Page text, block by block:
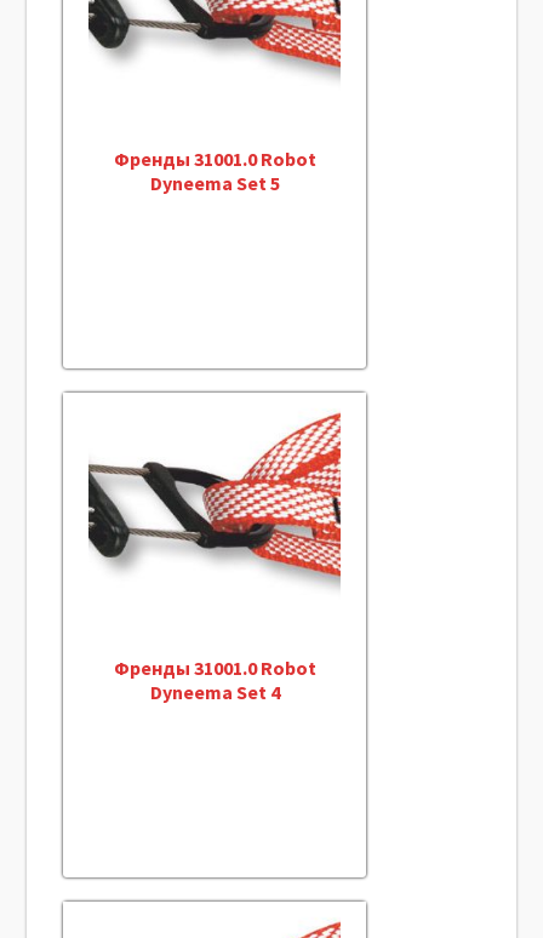
Френды 31001.0 Robot
Dyneema Set 5
Френды 31001.0 Robot
Dyneema Set 4